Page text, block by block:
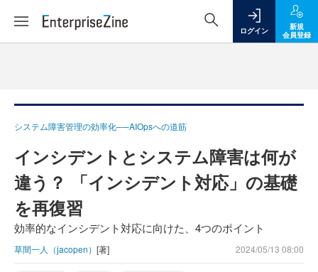
ログイン
新規
会員登録
システム障害管理の効率化──AIOpsへの道筋
インシデントとシステム障害は何が
違う？ 「インシデント対応」の基礎
を再復習
効率的なインシデント対応に向けた、4つのポイント
草間一人（jacopen） [著] 2024/05/13 08:00